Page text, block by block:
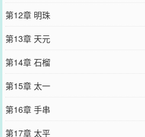
第12章 明珠
第13章 天元
第14章 石榴
第15章 太一
第16章 手串
第17章 太平